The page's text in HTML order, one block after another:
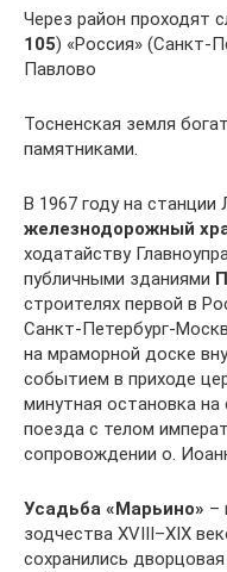
Через район проходят
105) «Россия» (Санкт-
Павлово
Тосненская земля
памятниками.
В 1967 году на
железнодорожный
ходатайству
публичными зданиями
строителях первой в
Санкт-Петербург-
на мраморной доске
событием в приходе
минутная остановка
поезда с телом
сопровождении о.
Усадьба «Марьино» –
зодчества XVIII–XIX
сохранились